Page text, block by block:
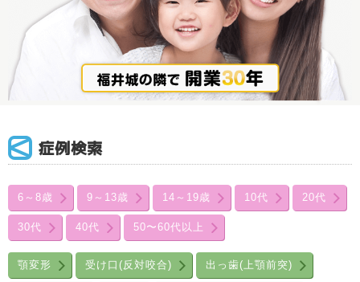
症例検索
6～8歳 9～13歳 14～19歳 10代 20代
30代 40代 50〜60代以上
顎変形 受け口(反対咬合) 出っ歯(上顎前突)